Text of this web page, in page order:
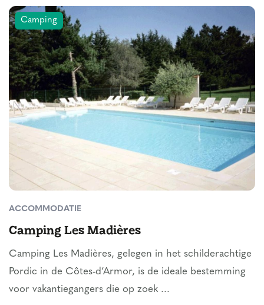
Camping
ACCOMMODATIE
Camping Les Madières
Camping Les Madières, gelegen in het schilderachtige
Pordic in de Côtes-d’Armor, is de ideale bestemming
voor vakantiegangers die op zoek ...